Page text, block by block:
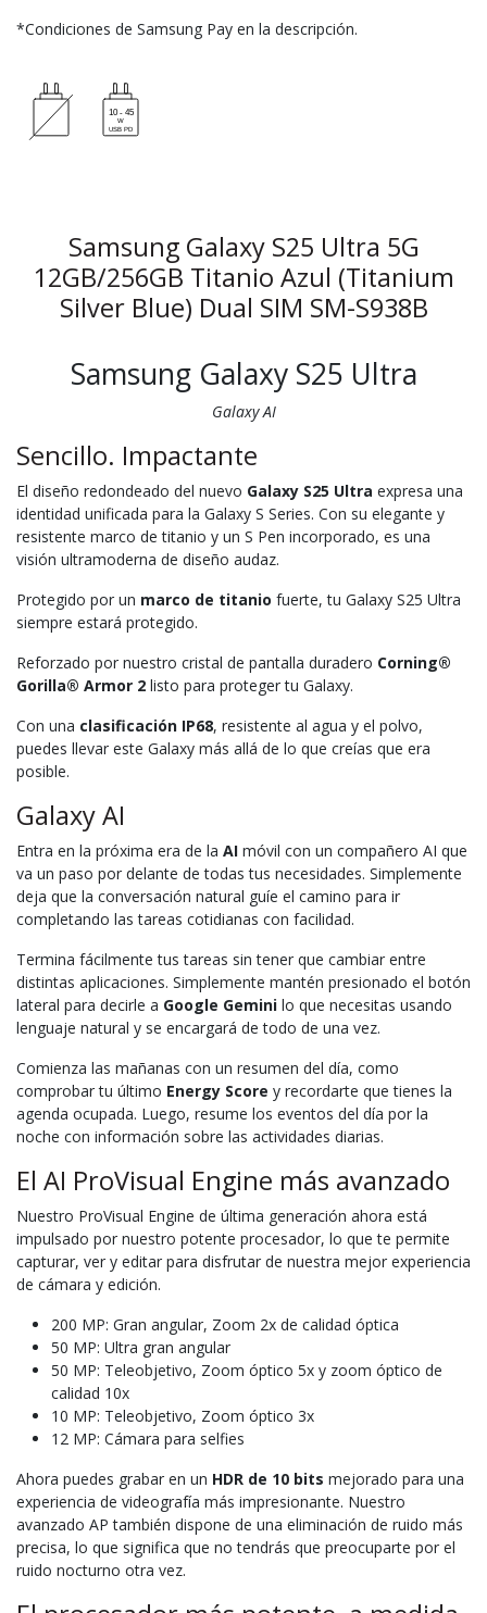
*Condiciones de Samsung Pay en la descripción.
Samsung Galaxy S25 Ultra 5G
12GB/256GB Titanio Azul (Titanium
Silver Blue) Dual SIM SM-S938B
Samsung Galaxy S25 Ultra
Galaxy AI
Sencillo. Impactante
El diseño redondeado del nuevo Galaxy S25 Ultra expresa una
identidad unificada para la Galaxy S Series. Con su elegante y
resistente marco de titanio y un S Pen incorporado, es una
visión ultramoderna de diseño audaz.
Protegido por un marco de titanio fuerte, tu Galaxy S25 Ultra
siempre estará protegido.
Reforzado por nuestro cristal de pantalla duradero Corning®
Gorilla® Armor 2 listo para proteger tu Galaxy.
Con una clasificación IP68, resistente al agua y el polvo,
puedes llevar este Galaxy más allá de lo que creías que era
posible.
Galaxy AI
Entra en la próxima era de la AI móvil con un compañero AI que
va un paso por delante de todas tus necesidades. Simplemente
deja que la conversación natural guíe el camino para ir
completando las tareas cotidianas con facilidad.
Termina fácilmente tus tareas sin tener que cambiar entre
distintas aplicaciones. Simplemente mantén presionado el botón
lateral para decirle a Google Gemini lo que necesitas usando
lenguaje natural y se encargará de todo de una vez.
Comienza las mañanas con un resumen del día, como
comprobar tu último Energy Score y recordarte que tienes la
agenda ocupada. Luego, resume los eventos del día por la
noche con información sobre las actividades diarias.
El AI ProVisual Engine más avanzado
Nuestro ProVisual Engine de última generación ahora está
impulsado por nuestro potente procesador, lo que te permite
capturar, ver y editar para disfrutar de nuestra mejor experiencia
de cámara y edición.
200 MP: Gran angular, Zoom 2x de calidad óptica
50 MP: Ultra gran angular
50 MP: Teleobjetivo, Zoom óptico 5x y zoom óptico de
calidad 10x
10 MP: Teleobjetivo, Zoom óptico 3x
12 MP: Cámara para selfies
Ahora puedes grabar en un HDR de 10 bits mejorado para una
experiencia de videografía más impresionante. Nuestro
avanzado AP también dispone de una eliminación de ruido más
precisa, lo que significa que no tendrás que preocuparte por el
ruido nocturno otra vez.